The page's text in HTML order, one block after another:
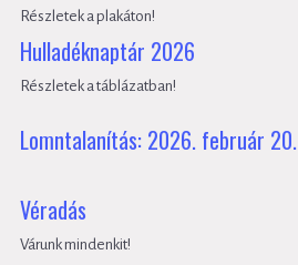
Részletek a plakáton!
Hulladéknaptár 2026
Részletek a táblázatban!
Lomntalanítás: 2026. február 20.
Véradás
Várunk mindenkit!